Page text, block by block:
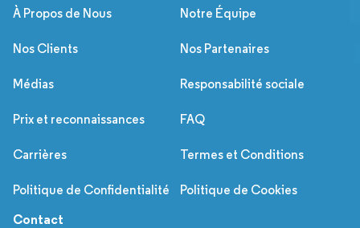
À Propos de Nous
Notre Équipe
Nos Clients Nos Partenaires
Médias Responsabilité sociale
Prix et reconnaissances FAQ
Carrières Termes et Conditions
Politique de Confidentialité Politique de Cookies
Contact